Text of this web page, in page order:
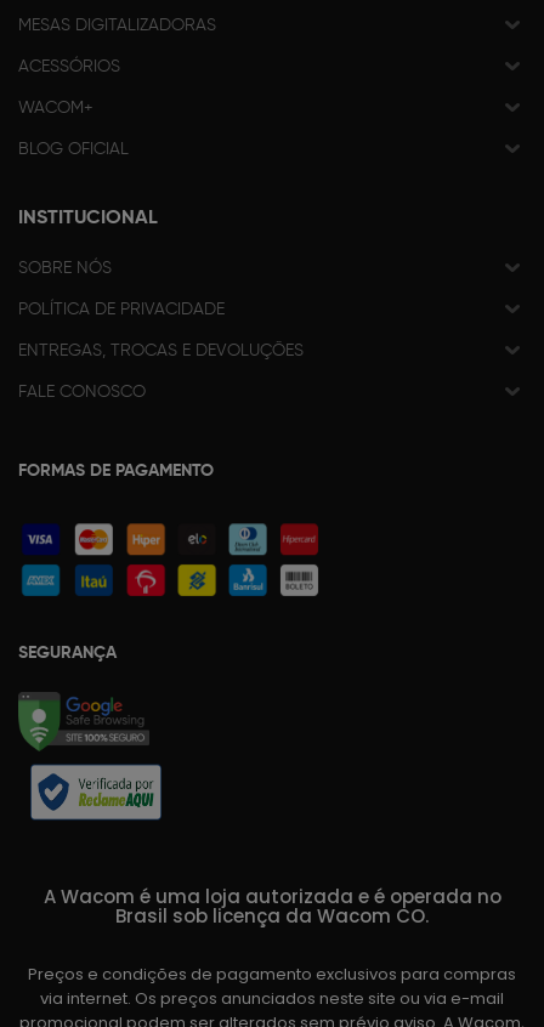
MESAS DIGITALIZADORAS
ACESSÓRIOS
WACOM+
BLOG OFICIAL
INSTITUCIONAL
SOBRE NÓS
POLÍTICA DE PRIVACIDADE
ENTREGAS, TROCAS E DEVOLUÇÕES
FALE CONOSCO
FORMAS DE PAGAMENTO
SEGURANÇA
A Wacom é uma loja autorizada e é operada no
Brasil sob licença da Wacom CO.
Preços e condições de pagamento exclusivos para compras
via internet. Os preços anunciados neste site ou via e-mail